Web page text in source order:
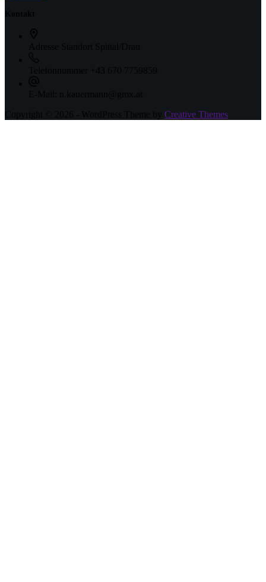
Kontakt
Adresse Standort Spittal/Drau
Telefonnummer +43 670 7759859
E-Mail:
n.kauermann@gmx.at
Copyright © 2026 - WordPress Theme by Creative Themes